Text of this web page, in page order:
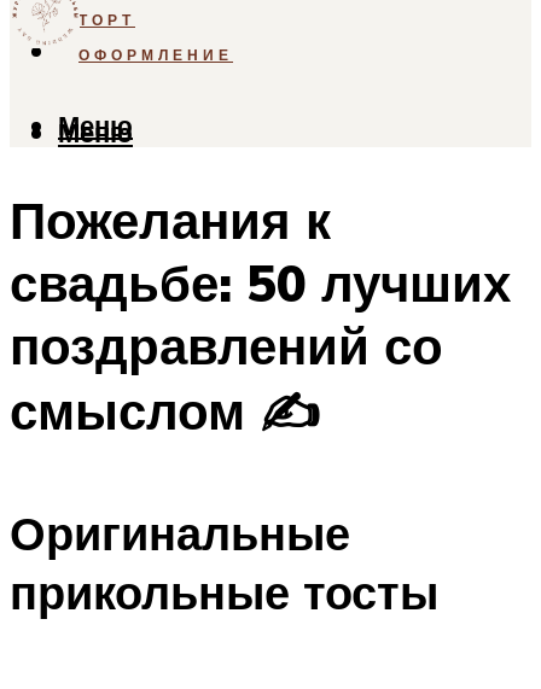
ТОРТ
ОФОРМЛЕНИЕ
Меню
Меню
Пожелания к
свадьбе: 50 лучших
поздравлений со
смыслом ✍
Оригинальные
прикольные тосты